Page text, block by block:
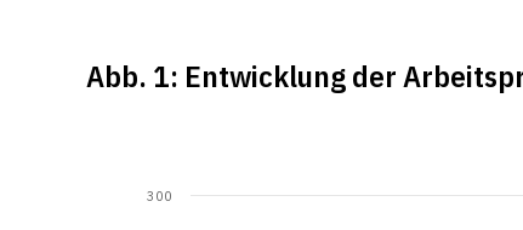
Abb. 1: Entwicklung der
300